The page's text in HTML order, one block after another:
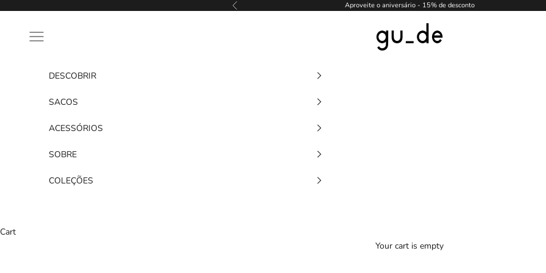
Previous Aproveite o aniversário - 15% de desconto
gu_de
Navigation menu
DESCOBRIR
SACOS
ACESSÓRIOS
SOBRE
COLEÇÕES
Cart
Your cart is empty